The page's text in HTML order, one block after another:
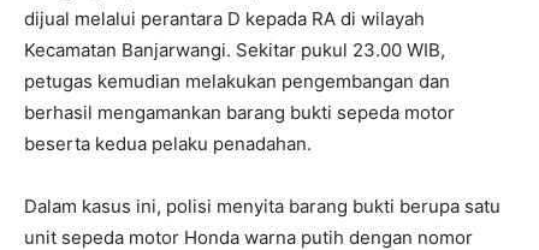
dijual melalui perantara D kepada RA di wilayah
Kecamatan Banjarwangi. Sekitar pukul 23.00 WIB,
petugas kemudian melakukan pengembangan dan
berhasil mengamankan barang bukti sepeda motor
beserta kedua pelaku penadahan.
Dalam kasus ini, polisi menyita barang bukti berupa satu
unit sepeda motor Honda warna putih dengan nomor